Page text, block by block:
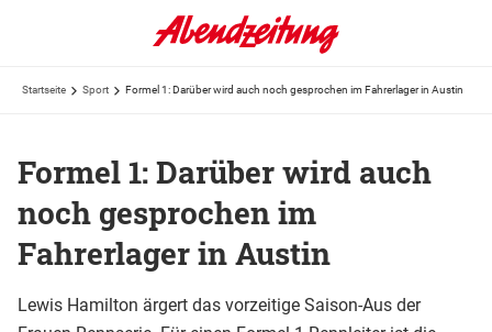
Startseite Sport Formel 1: Darüber wird auch noch gesprochen im Fahrerlager in Austin
Formel 1: Darüber wird auch
noch gesprochen im
Fahrerlager in Austin
Lewis Hamilton ärgert das vorzeitige Saison-Aus der